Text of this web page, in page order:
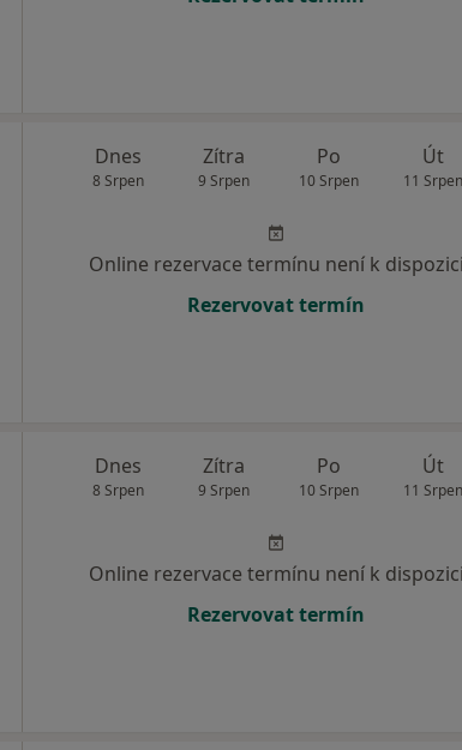
Dnes
8 Srpen
Zítra
9 Srpen
Po
10 Srpen
Út
11 Srpen
Online rezervace termínu není k dispozici
Rezervovat termín
Dnes
8 Srpen
Zítra
9 Srpen
Po
10 Srpen
Út
11 Srpen
Online rezervace termínu není k dispozici
Rezervovat termín